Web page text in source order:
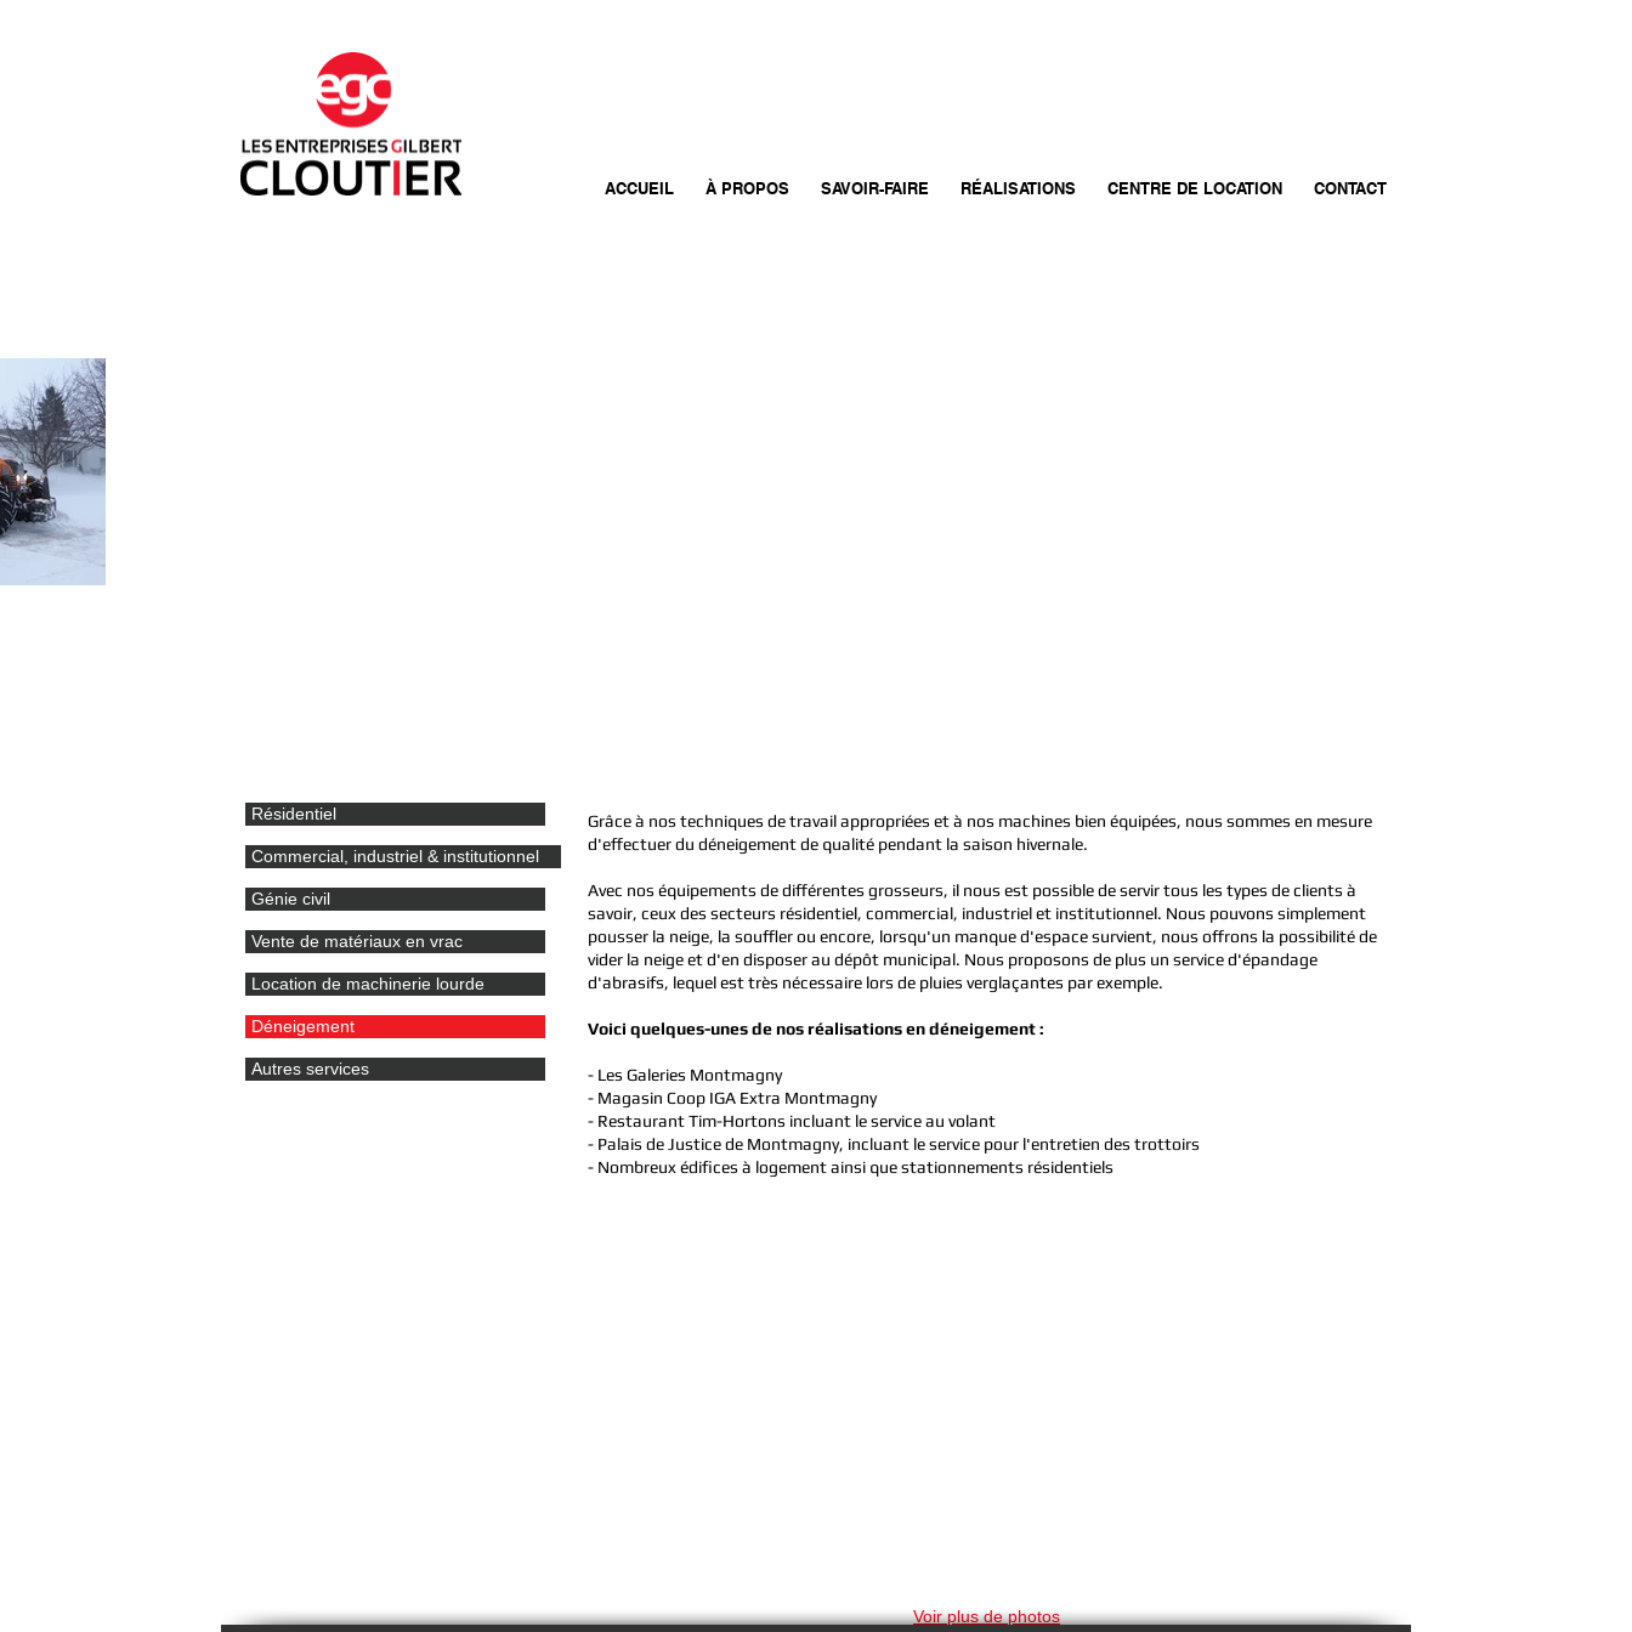
ACCUEIL À PROPOS SAVOIR-FAIRE RÉALISATIONS CENTRE DE LOCATION CONTACT
Résidentiel
Commercial, industriel & institutionnel
Génie civil
Vente de matériaux en vrac
Location de machinerie lourde
Déneigement
Autres services
Grâce à nos techniques de travail appropriées et à nos machines bien équipées, nous sommes en mesure
d'effectuer du déneigement de qualité pendant la saison hivernale.
Avec nos équipements de différentes grosseurs, il nous est possible de servir tous les types de clients à
savoir, ceux des secteurs résidentiel, commercial, industriel et institutionnel. Nous pouvons simplement
pousser la neige, la souffler ou encore, lorsqu'un manque d'espace survient, nous offrons la possibilité de
vider la neige et d'en disposer au dépôt municipal. Nous proposons de plus un service d'épandage
d'abrasifs, lequel est très nécessaire lors de pluies verglaçantes par exemple.
Voici quelques-unes de nos réalisations en déneigement :
- Les Galeries Montmagny
- Magasin Coop IGA Extra Montmagny
- Restaurant Tim-Hortons incluant le service au volant
- Palais de Justice de Montmagny, incluant le service pour l'entretien des trottoirs
- Nombreux édifices à logement ainsi que stationnements résidentiels
Voir plus de photos